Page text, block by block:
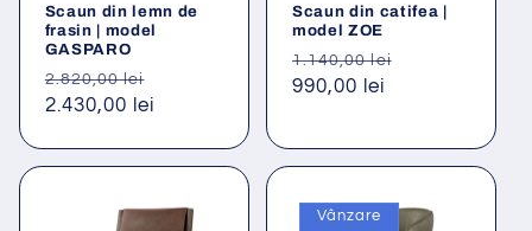
Scaun din lemn de
frasin | model
GASPARO
Preț
obișnuit
2.820,00 lei
2.430,00 lei
Scaun din catifea |
model ZOE
Preț
obișnuit
1.140,00 lei
990,00 lei
Vânzare